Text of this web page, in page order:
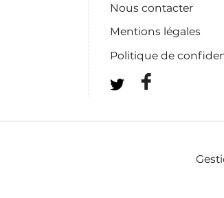
Nous contacter
Mentions légales
Politique de